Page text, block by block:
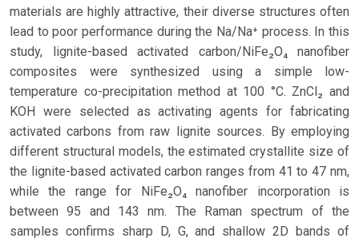
materials are highly attractive, their diverse structures often
lead to poor performance during the Na/Na⁺ process. In this
study, lignite-based activated carbon/NiFe₂O₄ nanofiber
composites were synthesized using a simple low-
temperature co-precipitation method at 100 °C. ZnCl₂ and
KOH were selected as activating agents for fabricating
activated carbons from raw lignite sources. By employing
different structural models, the estimated crystallite size of
the lignite-based activated carbon ranges from 41 to 47 nm,
while the range for NiFe₂O₄ nanofiber incorporation is
between 95 and 143 nm. The Raman spectrum of the
samples confirms sharp D, G, and shallow 2D bands of